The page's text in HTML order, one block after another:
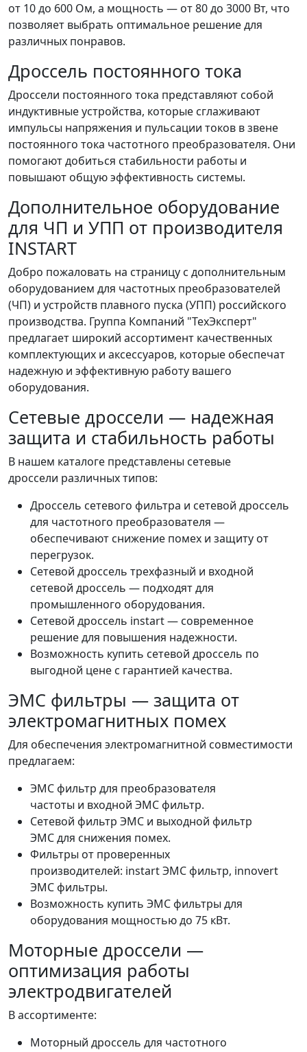
от 10 до 600 Ом, а мощность — от 80 до 3000 Вт, что
позволяет выбрать оптимальное решение для
различных понравов.
Дроссель постоянного тока
Дроссели постоянного тока представляют собой
индуктивные устройства, которые сглаживают
импульсы напряжения и пульсации токов в звене
постоянного тока частотного преобразователя. Они
помогают добиться стабильности работы и
повышают общую эффективность системы.
Дополнительное оборудование
для ЧП и УПП от производителя
INSTART
Добро пожаловать на страницу с дополнительным
оборудованием для частотных преобразователей
(ЧП) и устройств плавного пуска (УПП) российского
производства. Группа Компаний "ТехЭксперт"
предлагает широкий ассортимент качественных
комплектующих и аксессуаров, которые обеспечат
надежную и эффективную работу вашего
оборудования.
Сетевые дроссели — надежная
защита и стабильность работы
В нашем каталоге представлены сетевые
дроссели различных типов:
Дроссель сетевого фильтра и сетевой дроссель
для частотного преобразователя —
обеспечивают снижение помех и защиту от
перегрузок.
Сетевой дроссель трехфазный и входной
сетевой дроссель — подходят для
промышленного оборудования.
Сетевой дроссель instart — современное
решение для повышения надежности.
Возможность купить сетевой дроссель по
выгодной цене с гарантией качества.
ЭМС фильтры — защита от
электромагнитных помех
Для обеспечения электромагнитной совместимости
предлагаем:
ЭМС фильтр для преобразователя
частоты и входной ЭМС фильтр.
Сетевой фильтр ЭМС и выходной фильтр
ЭМС для снижения помех.
Фильтры от проверенных
производителей: instart ЭМС фильтр, innovert
ЭМС фильтры.
Возможность купить ЭМС фильтры для
оборудования мощностью до 75 кВт.
Моторные дроссели —
оптимизация работы
электродвигателей
В ассортименте:
Моторный дроссель для частотного